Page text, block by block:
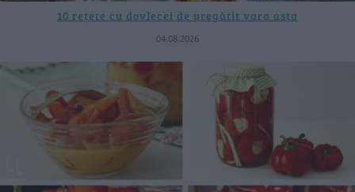
10 rețete cu dovlecei de pregătit vara asta
04.08.2026